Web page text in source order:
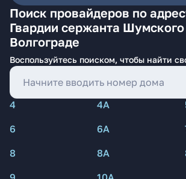
Поиск провайдеров по
Гвардии сержанта Шумского
Волгограде
Воспользуйтесь поиском, чтобы найти
4 4А
6
6А
8
8А